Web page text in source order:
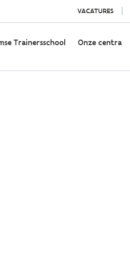
VACATURES
Trainersschool Onze centra